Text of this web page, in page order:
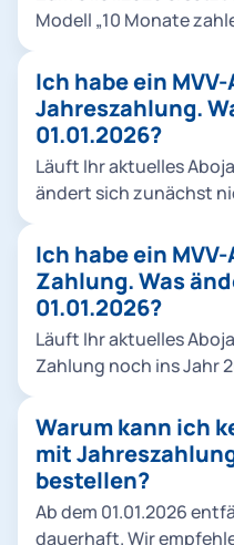
Modell „10 Monate
einem festen
der beiden
Der Vorteil: Sie sehen
Neukund*innen gilt
Monaten, in der keine
Monats zum
bisherigen
unverändert bestehen. Die neuen Abopreise finden
Sie in unserer
Ich habe ein
Jahreszahlung.
01.01.2026?
Läuft Ihr aktuelles
ändert sich zunächst nichts. Nach
mit monatlicher Zahlung um.
rechtzeitig alle
Vorgehen.
Ich habe ein
Zahlung. Was
01.01.2026?
Läuft Ihr aktuelles
Zahlung noch ins Jahr
zum 01.01.2026 angepasst. Nach
Abojahres oder
Vertrag automatisch
Warum kann ich
mit
bestellen?
Ab dem 01.01.2026
dauerhaft. Wir empfehlen Ihnen daher den